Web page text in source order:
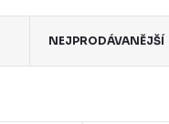
NEJPRODÁVANĚJŠÍ